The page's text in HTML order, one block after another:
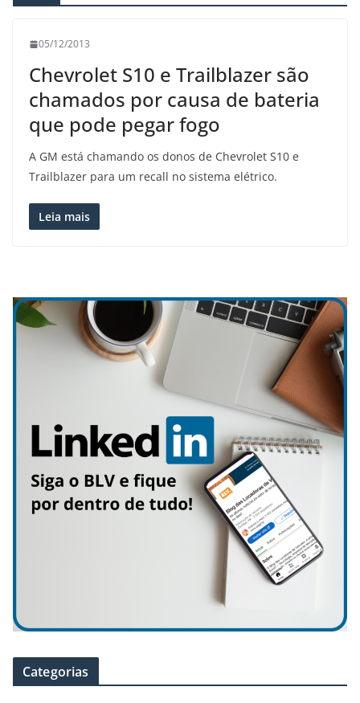
05/12/2013
Chevrolet S10 e Trailblazer são
chamados por causa de bateria
que pode pegar fogo
A GM está chamando os donos de Chevrolet S10 e
Trailblazer para um recall no sistema elétrico.
Leia mais
Categorias